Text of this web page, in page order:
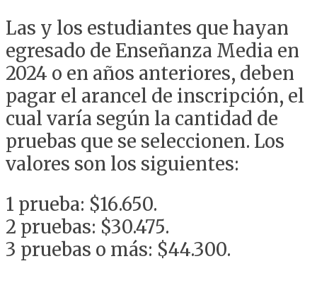
Las y los estudiantes que hayan
egresado de Enseñanza Media en
2024 o en años anteriores, deben
pagar el arancel de inscripción, el
cual varía según la cantidad de
pruebas que se seleccionen. Los
valores son los siguientes:
1 prueba: $16.650.
2 pruebas: $30.475.
3 pruebas o más: $44.300.